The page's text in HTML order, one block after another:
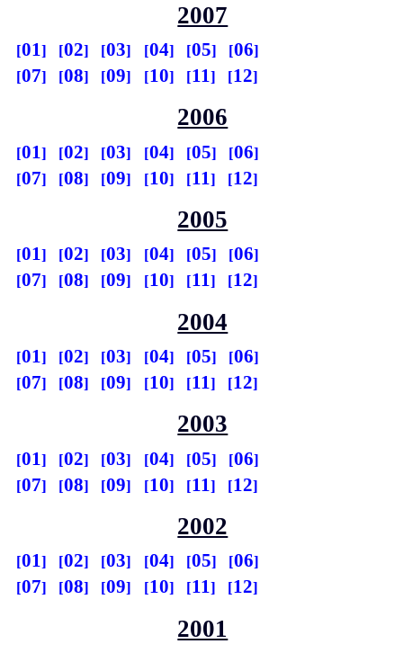
2007
01 02 03 04 05
06
07
08 09 10 11 12
2006
01 02 03 04 05
06
07
08 09 10 11 12
2005
01 02 03 04 05
06
07
08 09 10 11 12
2004
01 02 03 04 05
06
07
08 09 10 11 12
2003
01 02 03 04 05
06
07
08 09 10 11 12
2002
01 02 03 04 05
06
07
08 09 10 11 12
2001